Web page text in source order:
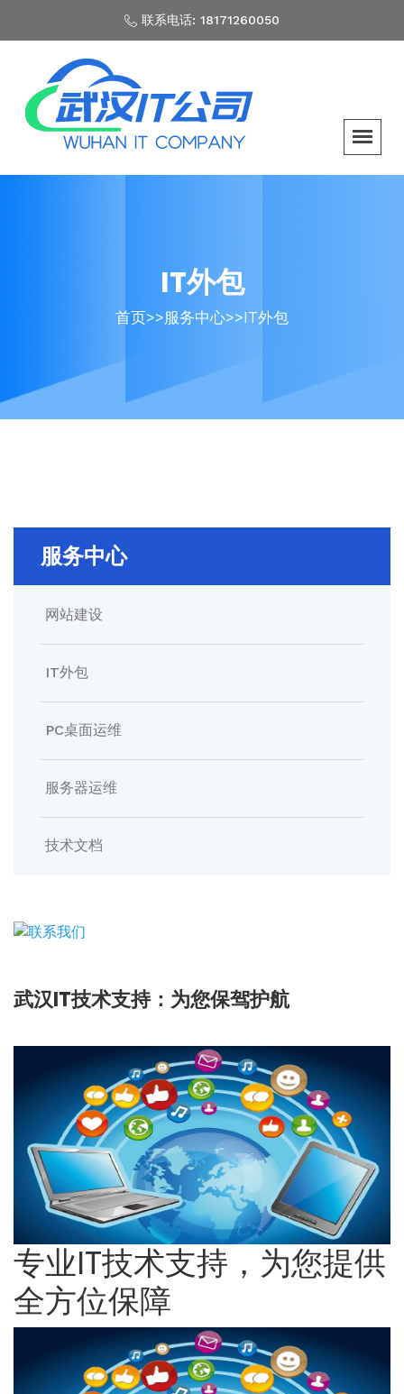
联系电话: 18171260050
IT外包
首页>>服务中心>>IT外包
服务中心
网站建设
IT外包
PC桌面运维
服务器运维
技术文档
武汉IT技术支持：为您保驾护航
专业IT技术支持，为您提供
全方位保障